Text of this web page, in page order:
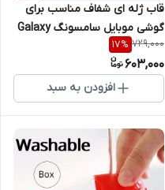
قاب ژله ای شفاف مناسب برای
گوشی موبایل سامسونگ Galaxy
A22 4G / M32 4G
729,000
17%
603,000
افزودن به سبد